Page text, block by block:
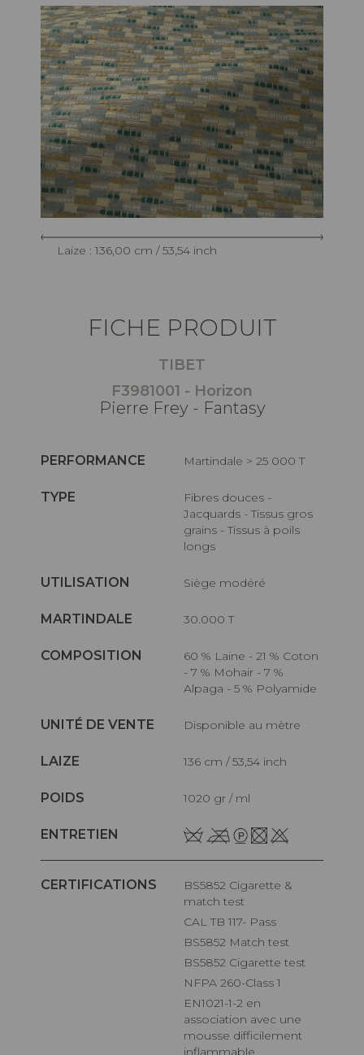
Laize : 136,00 cm / 53,54 inch
FICHE PRODUIT
TIBET
F3981001 - Horizon
Pierre Frey - Fantasy
PERFORMANCE Martindale > 25 000 T
TYPE
Fibres douces -
Jacquards - Tissus gros
grains - Tissus à poils
longs
UTILISATION Siège modéré
MARTINDALE 30.000 T
COMPOSITION
60 % Laine - 21 % Coton
- 7 % Mohair - 7 %
Alpaga - 5 % Polyamide
UNITÉ DE VENTE Disponible au mètre
LAIZE 136 cm / 53,54 inch
POIDS 1020 gr / ml
ENTRETIEN
CERTIFICATIONS
BS5852 Cigarette &
match test
CAL TB 117- Pass
BS5852 Match test
BS5852 Cigarette test
NFPA 260-Class 1
EN1021-1-2 en
association avec une
mousse difficilement
inflammable